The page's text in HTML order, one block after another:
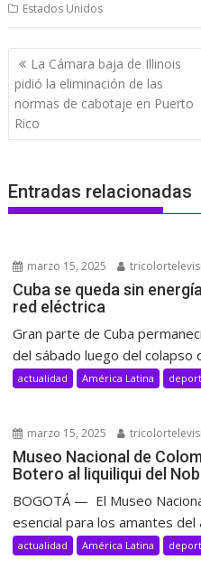
Estados Unidos
Navegación
de
entradas
La Cámara baja de Illinois
pidió la eliminación de las
normas de cabotaje en Puerto
Rico
Entradas relacionadas
marzo 15, 2025
Cuba se queda sin
red eléctrica
Gran parte de Cuba
del sábado luego del colapso
actualidad América Latina
marzo 15, 2025
Museo Nacional de
Botero al liquiliqui del
BOGOTÁ — El Museo
esencial para los amantes del
actualidad América Latina